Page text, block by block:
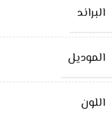
البراند
الموديل
اللون